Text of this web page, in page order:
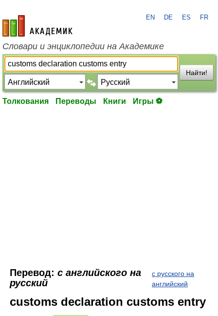
academic.ru
EN DE ES FR
Словари и энциклопедии на Академике
Найти!
Толкования Переводы Книги Игры ⚽
Перевод: с английского на
русский
с русского на
английский
customs declaration customs entry